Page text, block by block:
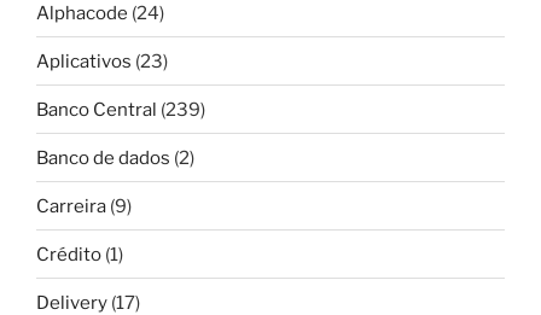
Alphacode (24)
Aplicativos (23)
Banco Central (239)
Banco de dados (2)
Carreira (9)
Crédito (1)
Delivery (17)